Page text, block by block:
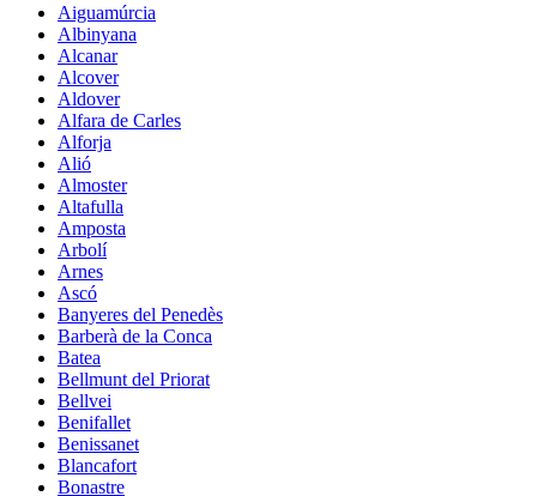
Aiguamúrcia
Albinyana
Alcanar
Alcover
Aldover
Alfara de Carles
Alforja
Alió
Almoster
Altafulla
Amposta
Arbolí
Arnes
Ascó
Banyeres del Penedès
Barberà de la Conca
Batea
Bellmunt del Priorat
Bellvei
Benifallet
Benissanet
Blancafort
Bonastre